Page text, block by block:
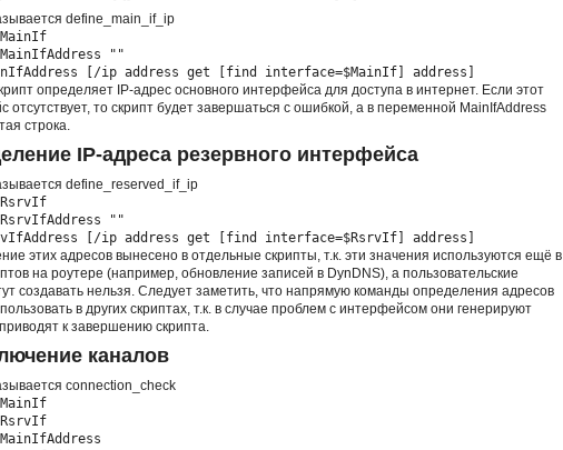
define_main_if_ip
""
[/ip address get [find interface=$MainIf] address]
определяет IP-адрес основного интерфейса для доступа в интернет. Если этот
отсутствует, то скрипт будет завершаться с ошибкой, а в переменной MainIfAddress
строка.
IP-адреса резервного интерфейса
define_reserved_if_ip
""
[/ip address get [find interface=$RsrvIf] address]
этих адресов вынесено в отдельные скрипты, т.к. эти значения используются ещё в
на роутере (например, обновление записей в DynDNS), а пользовательские
создавать нельзя. Следует заметить, что напрямую команды определения адресов
в других скриптах, т.к. в случае проблем с интерфейсом они генерируют
к завершению скрипта.
каналов
connection_check